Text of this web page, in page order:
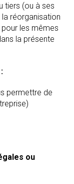
tiers (ou à ses
réorganisation
pour les mêmes
la présente
permettre de
ou